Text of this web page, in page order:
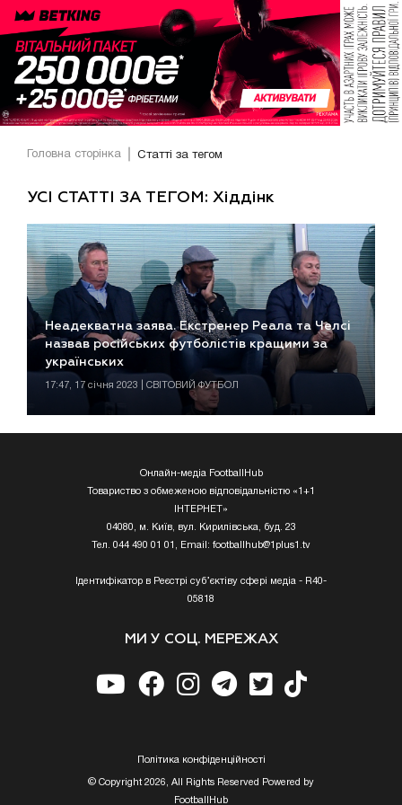
Головна сторінка Статті за тегом
УСІ СТАТТІ ЗА ТЕГОМ: Хіддінк
Неадекватна заява. Екстренер Реала та Челсі
назвав російських футболістів кращими за
українських
17:47, 17 січня 2023 | СВІТОВИЙ ФУТБОЛ
Онлайн-медіа FootballHub
Товариство з обмеженою відповідальністю «1+1
ІНТЕРНЕТ»
04080, м. Київ, вул. Кирилівська, буд. 23
Тел. 044 490 01 01, Email: footballhub@1plus1.tv
Ідентифікатор в Реєстрі суб’єктіву сфері медіа - R40-
05818
МИ У СОЦ. МЕРЕЖАХ
Полiтика конфiденцiйностi
© Copyright 2026, All Rights Reserved Powered by
FootballHub